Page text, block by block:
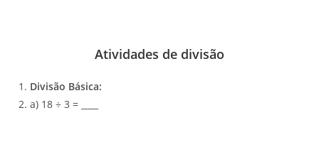
Atividades de divisão
Divisão Básica:
a) 18 ÷ 3 = ____